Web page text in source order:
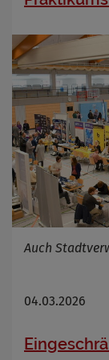
Auch
04.03.2026